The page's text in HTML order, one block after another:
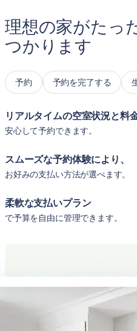
理想の家がたっ
つかります
予約 予約を完了する
リアルタイムの空室状況と料
安心して予約できます。
スムーズな予約体験により、
お好みの支払い方法が選べます。
柔軟な支払いプラン
で予算を自由に管理できます。